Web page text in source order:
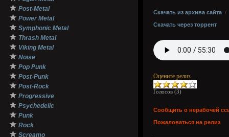
★ Post-Metal
★ Power Metal
★ Symphonic Metal
★ Thrash Metal
★ Viking Metal
★ Noise
★ Pop Punk
★ Post-Punk
★ Post-Rock
★ Progressive
★ Psychedelic
★ Punk
★ Rock
★ Screamo
Скачать из архива сайта /
Скачать через торрент
Оцените релиз
Голосов (3)
Сообщить о нерабочей
Пожаловаться на релиз